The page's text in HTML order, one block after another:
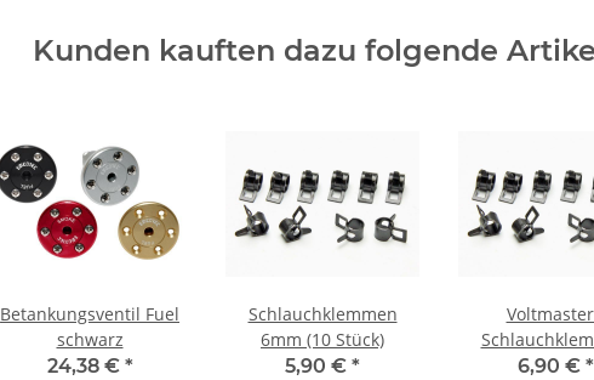
Kunden kauften dazu folgende
Betankungsventil Fuel
schwarz
24,38 € *
Schlauchklemmen
6mm (10 Stück)
5,90 € *
5mm (10
6,90 € *